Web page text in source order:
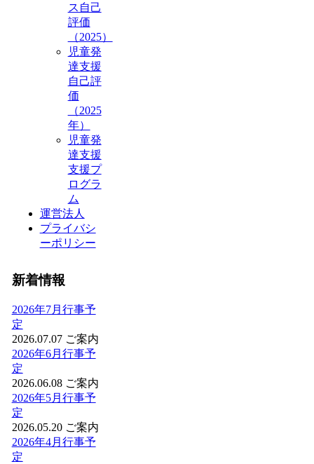
ス自己
評価
（2025）
児童発
達支援
自己評
価
（2025
年）
児童発
達支援
支援プ
ログラ
ム
運営法人
プライバシ
ーポリシー
新着情報
2026年7月行事予
定
2026.07.07 ご案内
2026年6月行事予
定
2026.06.08 ご案内
2026年5月行事予
定
2026.05.20 ご案内
2026年4月行事予
定